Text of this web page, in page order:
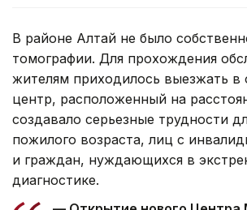
В районе Алтай не было
томографии. Для прохождения
жителям приходилось выезжать в
центр, расположенный на
создавало серьезные трудности
пожилого возраста, лиц с
и граждан, нуждающихся в
диагностике.